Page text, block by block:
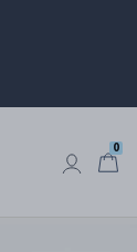
0